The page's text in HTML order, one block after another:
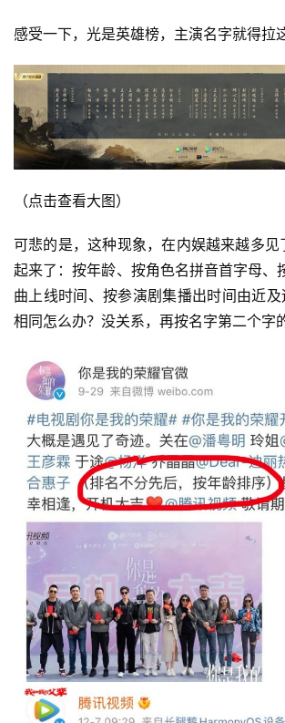
感受一下，光是英雄榜，主演名字就得
（点击查看大图）
可悲的是，这种现象，在内娱越来越多见
起来了：按年龄、按角色名拼音首字母、
曲上线时间、按参演剧集播出时间由近
相同怎么办？没关系，再按名字第二个字